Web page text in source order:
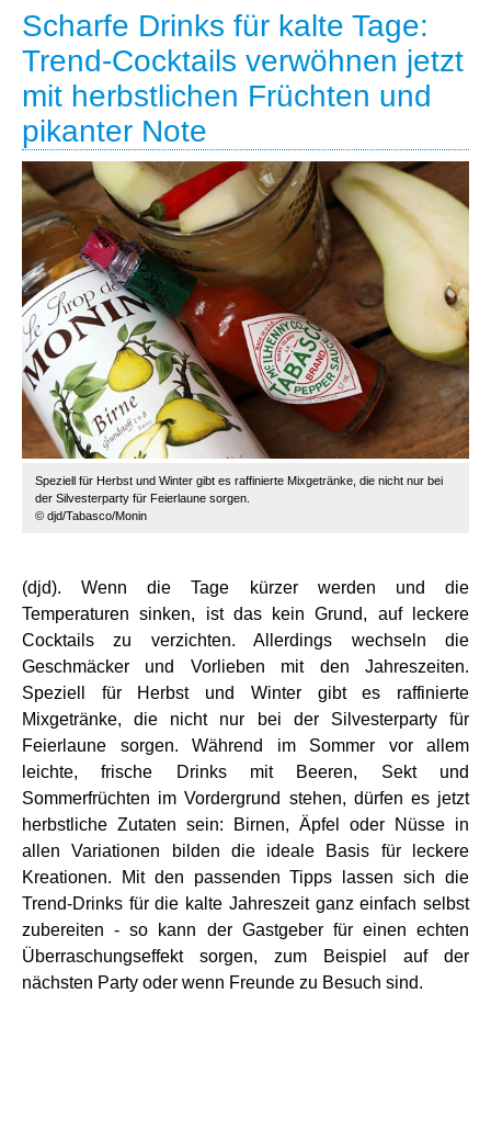
Scharfe Drinks für kalte Tage:
Trend-Cocktails verwöhnen jetzt
mit herbstlichen Früchten und
pikanter Note
Speziell für Herbst und Winter gibt es raffinierte Mixgetränke, die nicht nur bei
der Silvesterparty für Feierlaune sorgen.
© djd/Tabasco/Monin
(djd). Wenn die Tage kürzer werden und die
Temperaturen sinken, ist das kein Grund, auf leckere
Cocktails zu verzichten. Allerdings wechseln die
Geschmäcker und Vorlieben mit den Jahreszeiten.
Speziell für Herbst und Winter gibt es raffinierte
Mixgetränke, die nicht nur bei der Silvesterparty für
Feierlaune sorgen. Während im Sommer vor allem
leichte, frische Drinks mit Beeren, Sekt und
Sommerfrüchten im Vordergrund stehen, dürfen es jetzt
herbstliche Zutaten sein: Birnen, Äpfel oder Nüsse in
allen Variationen bilden die ideale Basis für leckere
Kreationen. Mit den passenden Tipps lassen sich die
Trend-Drinks für die kalte Jahreszeit ganz einfach selbst
zubereiten - so kann der Gastgeber für einen echten
Überraschungseffekt sorgen, zum Beispiel auf der
nächsten Party oder wenn Freunde zu Besuch sind.